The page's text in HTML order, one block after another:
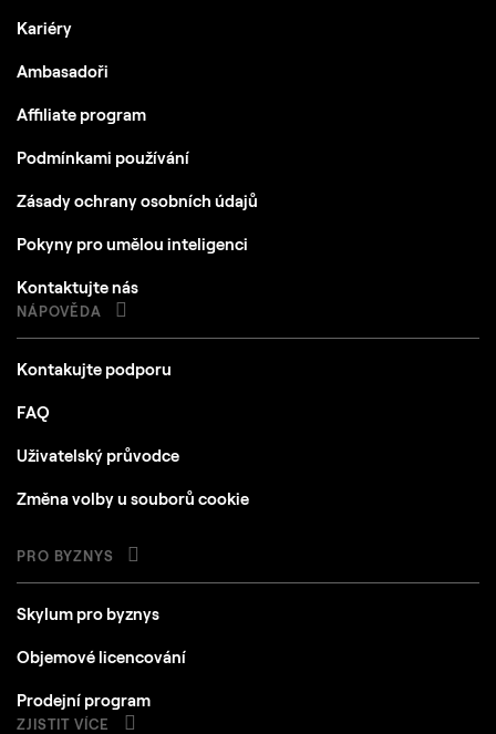
Kariéry
Ambasadoři
Affiliate program
Podmínkami používání
Zásady ochrany osobních údajů
Pokyny pro umělou inteligenci
Kontaktujte nás
NÁPOVĚDA
Kontakujte podporu
FAQ
Uživatelský průvodce
Změna volby u souborů cookie
PRO BYZNYS
Skylum pro byznys
Objemové licencování
Prodejní program
ZJISTIT VÍCE